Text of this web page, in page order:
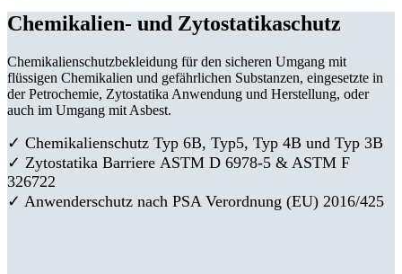
Chemikalien- und Zytostatikaschutz
Chemikalienschutzbekleidung für den sicheren Umgang mit
flüssigen Chemikalien und gefährlichen Substanzen, eingesetzte in
der Petrochemie, Zytostatika Anwendung und Herstellung, oder
auch im Umgang mit Asbest.
✓ Chemikalienschutz Typ 6B, Typ5, Typ 4B und Typ 3B
✓ Zytostatika Barriere ASTM D 6978-5 & ASTM F
326722
✓ Anwenderschutz nach PSA Verordnung (EU) 2016/425